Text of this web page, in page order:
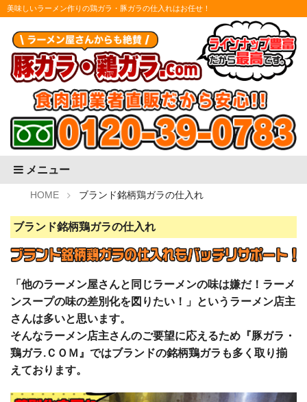
美味しいラーメン作りの鶏ガラ・豚ガラの仕入れはお任せ！
メニュー
HOME ブランド銘柄鶏ガラの仕入れ
ブランド銘柄鶏ガラの仕入れ
「他のラーメン屋さんと同じラーメンの味は嫌だ！ラーメ
ンスープの味の差別化を図りたい！」というラーメン店主
さんは多いと思います。
そんなラーメン店主さんのご要望に応えるため『豚ガラ・
鶏ガラ.ＣＯＭ』ではブランドの銘柄鶏ガラも多く取り揃
えております。